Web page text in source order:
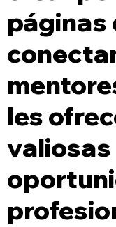
páginas
les
valiosas